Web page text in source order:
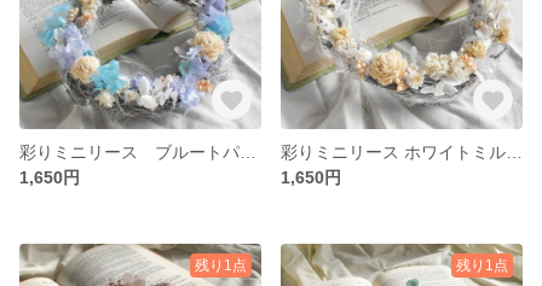
1,650円
1,650円
残り1点 残り1点